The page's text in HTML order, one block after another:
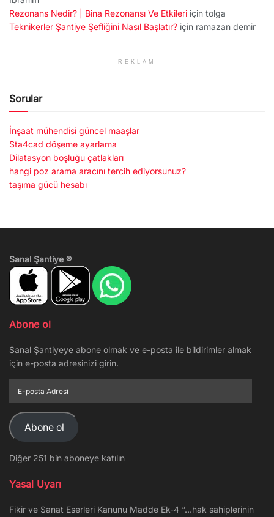
Rezonans Nedir? | Bina Rezonansı Ve Etkileri için tolga
Teknikerler Şantiye Şefliğini Nasıl Başlatır? için ramazan demir
REKLAM
Sorular
İnşaat mühendisi güncel maaşlar
Sta4cad döşeme ayarlama
Dilatasyon boşluğu çatlakları
hangi poz arama aracını tercih ediyorsunuz?
taşıma gücü hesabı
Sanal Şantiye ®
Abone ol
Sanal Şantiyeye abone olmak ve e-posta ile bildirimler almak
için e-posta adresinizi girin.
posta
Adresi
Abone ol
Diğer 251 bin aboneye katılın
Yasal Uyarı
Fikir ve Sanat Eserleri Kanunu Madde Ek-4 “…hak sahiplerinin